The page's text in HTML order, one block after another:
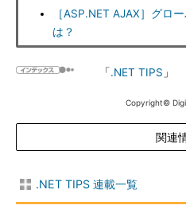
［ASP.NET AJAX］グロ
は？
「.NET TIPS 」
Copyright©
関連
.NET TIPS 連載一覧